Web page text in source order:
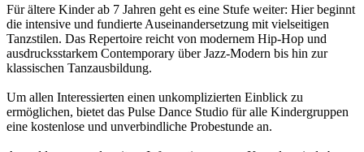
Für ältere Kinder ab 7 Jahren geht es eine Stufe weiter: Hier beginnt
die intensive und fundierte Auseinandersetzung mit vielseitigen
Tanzstilen. Das Repertoire reicht von modernem Hip-Hop und
ausdrucksstarkem Contemporary über Jazz-Modern bis hin zur
klassischen Tanzausbildung.
Um allen Interessierten einen unkomplizierten Einblick zu
ermöglichen, bietet das Pulse Dance Studio für alle Kindergruppen
eine kostenlose und unverbindliche Probestunde an.